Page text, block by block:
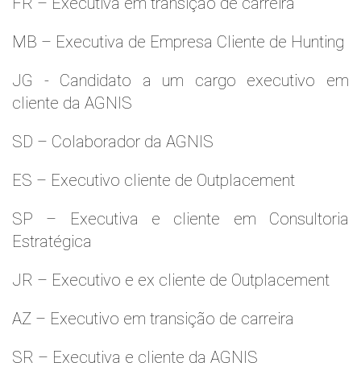
MB – Executiva de Empresa Cliente de Hunting
JG - Candidato a um cargo executivo em
cliente da AGNIS
SD – Colaborador da AGNIS
ES – Executivo cliente de Outplacement
SP – Executiva e cliente em Consultoria
Estratégica
JR – Executivo e ex cliente de Outplacement
AZ – Executivo em transição de carreira
SR – Executiva e cliente da AGNIS